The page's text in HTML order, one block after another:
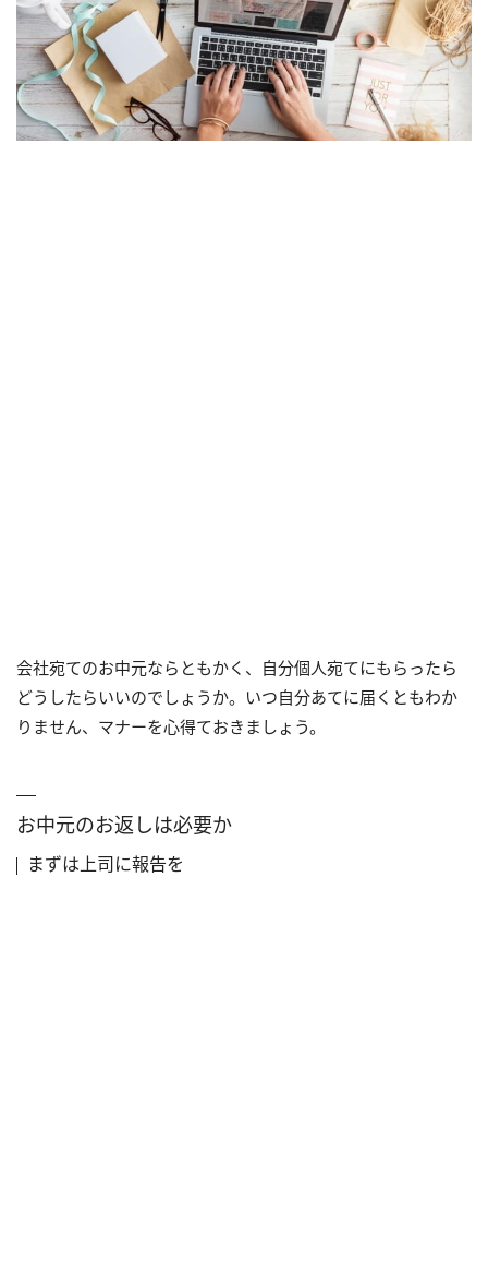
会社宛てのお中元ならともかく、自分個人宛てにもらったら
どうしたらいいのでしょうか。いつ自分あてに届くともわか
りません、マナーを心得ておきましょう。
お中元のお返しは必要か
まずは上司に報告を